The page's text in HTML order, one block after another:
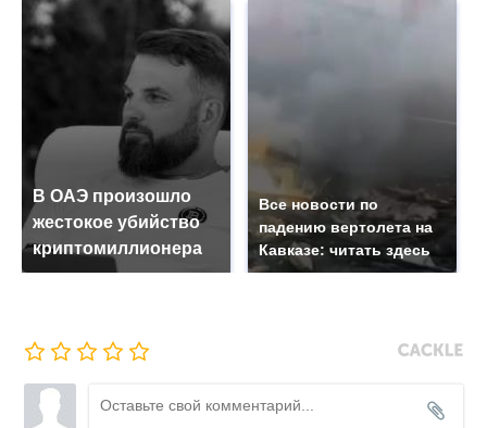
В ОАЭ произошло
жестокое убийство
криптомиллионера
Все новости по
падению вертолета на
Кавказе: читать здесь